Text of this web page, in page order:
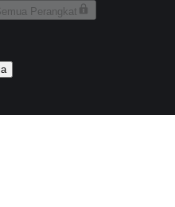
Perangkat